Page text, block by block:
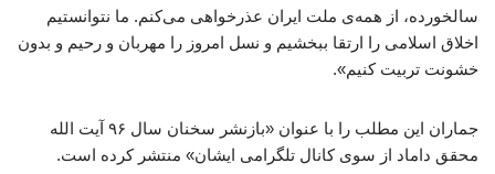
سالخورده، از همه‌ی ملت ایران عذرخواهی می‌کنم. ما نتوانستیم
اخلاق اسلامی را ارتقا ببخشیم و نسل امروز را مهربان و رحیم و بدون
خشونت تربیت کنیم».
جماران این مطلب را با عنوان «بازنشر سخنان سال ۹۶ آیت الله
محقق داماد از سوی کانال تلگرامی ایشان» منتشر کرده است.